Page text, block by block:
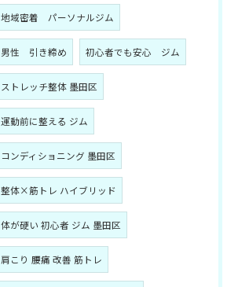
地域密着 パーソナルジム
男性 引き締め 初心者でも安心 ジム
ストレッチ整体 墨田区
運動前に整える ジム
コンディショニング 墨田区
整体×筋トレ ハイブリッド
体が硬い 初心者 ジム 墨田区
肩こり 腰痛 改善 筋トレ